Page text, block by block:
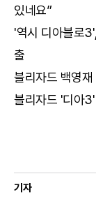
있네요”
'역시 디아블로
출
블리자드 백영
블리자드 '디아
기자